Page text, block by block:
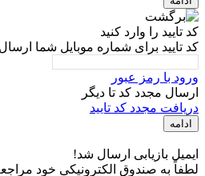
کد تایید را وارد کنید
کد تایید برای شماره موبایل شما
ورود با رمز عبور
ارسال مجدد کد تا دیگر
دریافت مجدد کد تایید
ادامه
ایمیل بازیابی ارسال شد!
لطفاً به صندوق الکترونیکی خود